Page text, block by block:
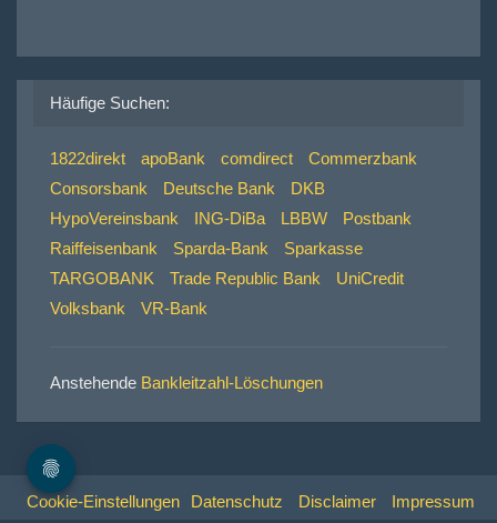
Häufige Suchen:
1822direkt apoBank comdirect
Commerzbank
Consorsbank
Deutsche Bank
DKB
HypoVereinsbank
ING-DiBa LBBW
Postbank
Raiffeisenbank
Sparda-Bank
Sparkasse
TARGOBANK
Trade Republic Bank
UniCredit
Volksbank
VR-Bank
Anstehende Bankleitzahl-Löschungen
Cookie-Einstellungen Datenschutz Disclaimer Impressum